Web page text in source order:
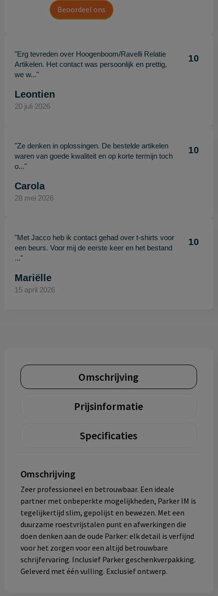
Beoordeel ons
"Erg tevreden over Hoogenboom/Ravelli Relatie
Artikelen. Het contact was persoonlijk en prettig,
we w..."
10
Leontien
20 juli 2026
"Ze denken in oplossingen. De bestelde artikelen
waren van goede kwaliteit en op korte termijn toch
o..."
10
Carola
28 mei 2026
"Met Jacco heb ik contact gehad over t-shirts voor
een beurs. Voor mij de eerste keer en het bestand
..."
10
Mariëlle
15 april 2026
Omschrijving
Prijsinformatie
Specificaties
Omschrijving
Zeer professioneel en betrouwbaar. Een ideale
partner met onbeperkte mogelijkheden, Parker IM is
tegelijkertijd slim, gepolijst en bewezen. Met een
duurzame roestvrijstalen punt en afwerkingen die
doen denken aan de oude Parker: elk detail is verfijnd
voor het zorgen voor een altijd betrouwbare
schrijfervaring. Inclusief Parker geschenkverpakking.
Geleverd met één vulling. Exclusief ontwerp.